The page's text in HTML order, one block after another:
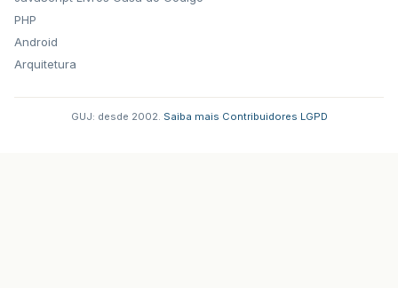
PHP
Android
Arquitetura
GUJ: desde 2002. Saiba mais Contribuidores LGPD